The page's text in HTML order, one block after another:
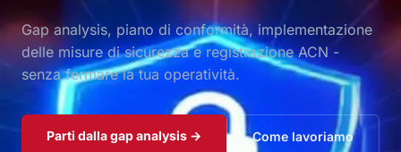
Gap analysis, piano di conformità, implementazione
delle misure di sicurezza e registrazione ACN -
senza fermare la tua operatività.
Parti dalla gap analysis → Come lavoriamo